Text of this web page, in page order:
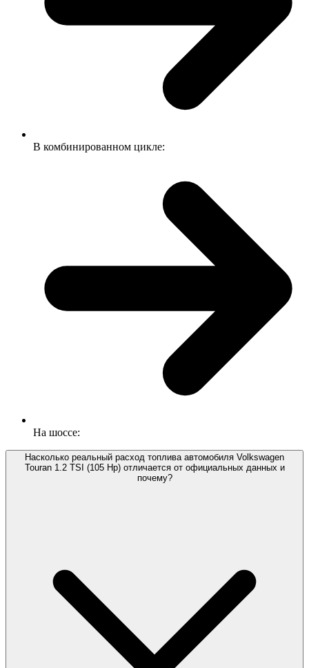
В комбинированном цикле:
На шоссе:
Насколько реальный расход топлива автомобиля Volkswagen
Touran 1.2 TSI (105 Hp) отличается от официальных данных и
почему?